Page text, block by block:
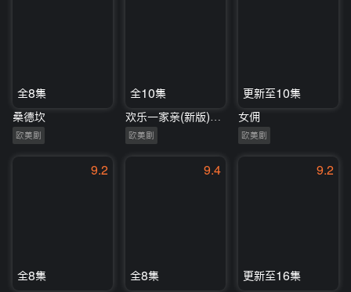
全8集
桑德坎
欧美剧
全10集
欧美剧
更新至10集
女佣
欧美剧
9.2
全8集
9.4
全8集
9.2
更新至16集